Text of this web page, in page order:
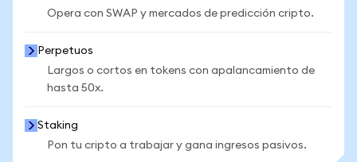
Opera con SWAP y mercados de predicción cripto.
Perpetuos
Largos o cortos en tokens con apalancamiento de
hasta 50x.
Staking
Pon tu cripto a trabajar y gana ingresos pasivos.